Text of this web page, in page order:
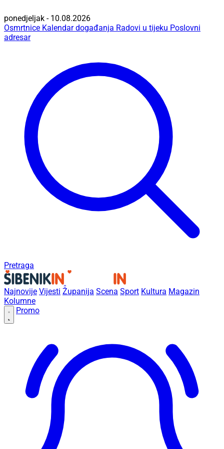
ponedjeljak - 10.08.2026
Osmrtnice Kalendar događanja Radovi u tijeku Poslovni
adresar
Pretraga
Najnovije Vijesti Županija Scena Sport Kultura Magazin
Kolumne
Promo